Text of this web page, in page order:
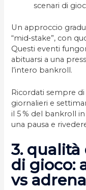
scenari di
Un approccio
“mid‑stake”, con
Questi eventi
abituarsi a una
l’intero bankroll.
Ricordati sempre
giornalieri e
il 5 % del bankroll
una pausa e
3. qualità
di gioco:
vs